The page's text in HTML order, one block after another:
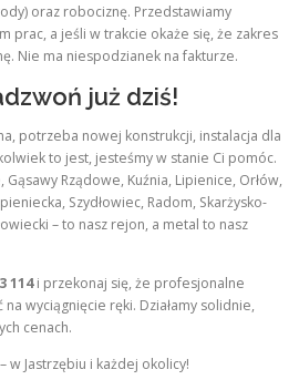
oraz robociznę. Przedstawiamy
prac, a jeśli w trakcie okaże się, że zakres
Nie ma niespodzianek na fakturze.
już dziś!
potrzeba nowej konstrukcji, instalacja dla
to jest, jesteśmy w stanie Ci pomóc.
Gąsawy Rządowe, Kuźnia, Lipienice, Orłów,
Szydłowiec, Radom, Skarżysko-
– to nasz rejon, a metal to nasz
114i przekonaj się, że profesjonalne
wyciągnięcie ręki. Działamy solidnie,
cenach.
w Jastrzębiu i każdej okolicy!